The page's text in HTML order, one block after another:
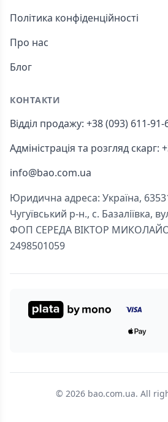
Політика конфіденційності
Про нас
Блог
КОНТАКТИ
Відділ продажу: +38 (093) 611-91-
Адміністрація та розгляд скарг:
info@bao.com.ua
Юридична адреса: Україна,
Чугуївський р-н., с. Базаліївка,
ФОП СЕРЕДА ВІКТОР
2498501059
© 2026 bao.com.ua. All